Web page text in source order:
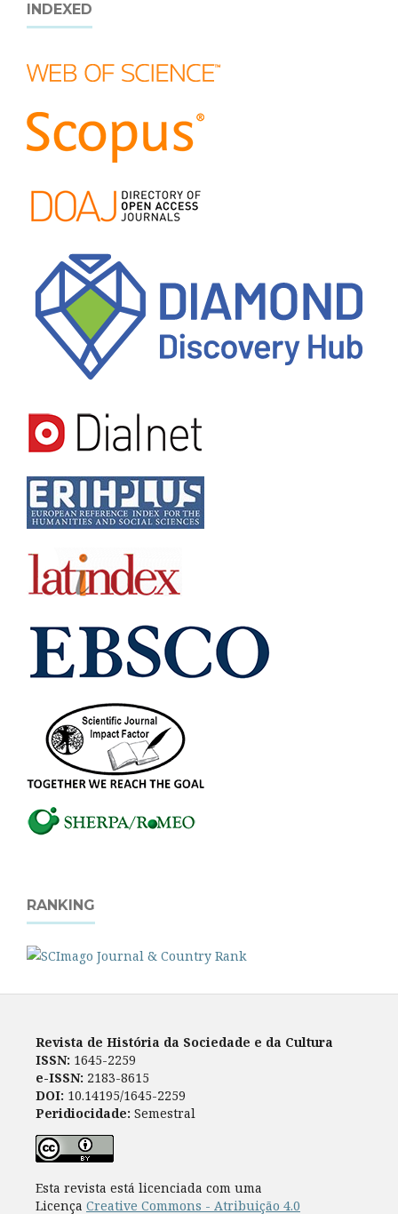
INDEXED
RANKING
Revista de História da Sociedade e da Cultura
ISSN: 1645-2259
e-ISSN: 2183-8615
DOI: 10.14195/1645-2259
Peridiocidade: Semestral
Esta revista está licenciada com uma
Licença Creative Commons - Atribuição 4.0